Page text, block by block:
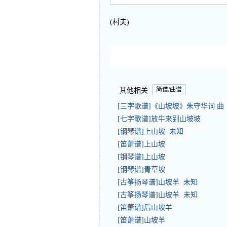
(村夫)
其他相关 简谱/曲谱
[三字歌谱]《山坡坡》朱守华词
[七字歌谱]放牛来到山坡坡
[钢琴谱]上山坡 未知
[笛萧谱]上山坡
[钢琴谱]上山坡
[钢琴谱]青草坡
[古筝扬琴谱]山坡羊 未知
[古筝扬琴谱]山坡羊 未知
[笛萧谱]后山坡羊
[笛萧谱]山坡羊